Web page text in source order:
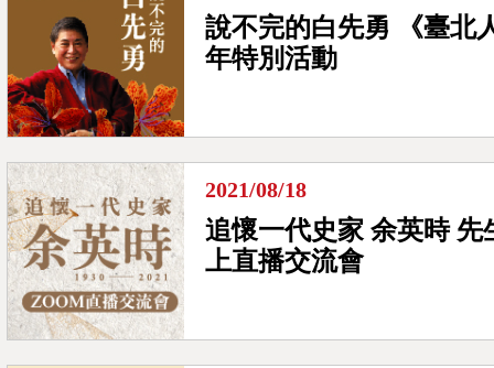
說不完的白先勇 《臺北
年特別活動
2021/08/18
追懷一代史家 余英時 先
上直播交流會